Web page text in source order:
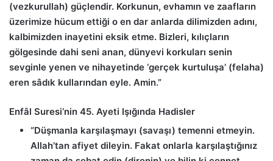
(vezkurullah) güçlendir. Korkunun, evhamın ve zaafların
üzerimize hücum ettiği o en dar anlarda dilimizden adını,
kalbimizden inayetini eksik etme. Bizleri, kılıçların
gölgesinde dahi seni anan, dünyevi korkuları senin
sevginle yenen ve nihayetinde ‘gerçek kurtuluşa’ (felaha)
eren sâdık kullarından eyle. Amin.”
Enfâl Suresi’nin 45. Ayeti Işığında Hadisler
“Düşmanla karşılaşmayı (savaşı) temenni etmeyin.
Allah’tan afiyet dileyin. Fakat onlarla karşılaştığınız